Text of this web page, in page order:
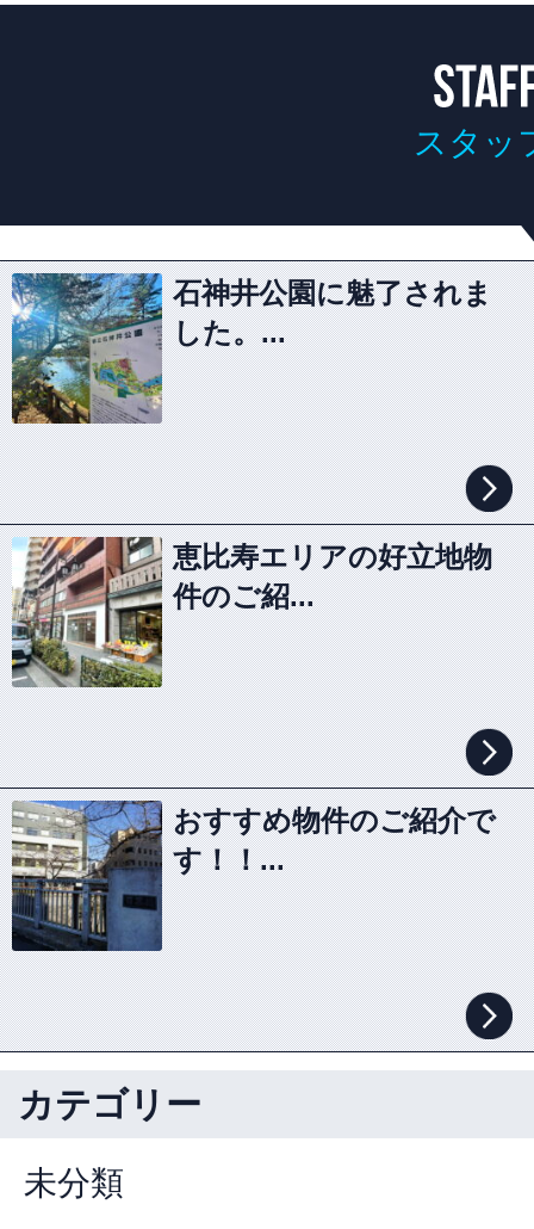
スタッ
石神井公園に魅了されま
した。...
恵比寿エリアの好立地物
件のご紹...
おすすめ物件のご紹介で
す！！...
カテゴリー
未分類